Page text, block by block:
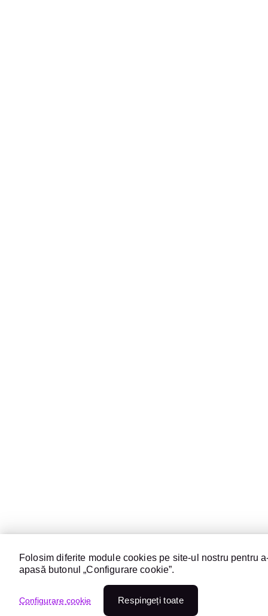
Folosim diferite module cookies pe site-ul nostru pentru
apasă butonul „Configurare cookie”.
Configurare cookie Respingeți toate